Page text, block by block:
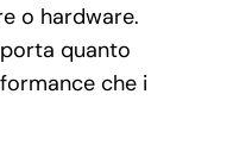
o hardware.
quanto
che i